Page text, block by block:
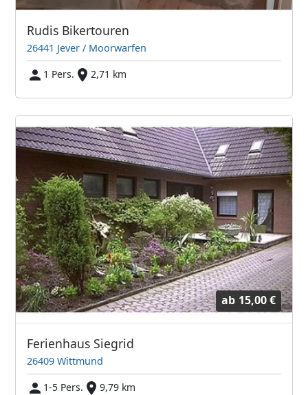
Rudis Bikertouren
26441 Jever / Moorwarfen
1 Pers.
2,71 km
ab 15,00 €
Ferienhaus Siegrid
26409 Wittmund
1-5 Pers.
9,79 km